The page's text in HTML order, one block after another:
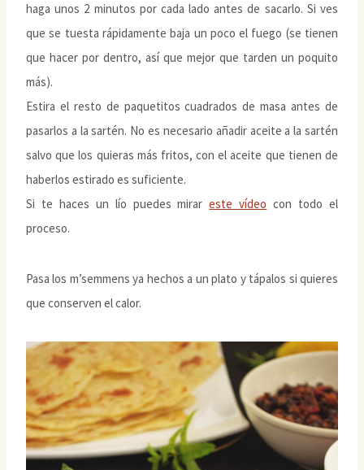
haga unos 2 minutos por cada lado antes de sacarlo. Si ves
que se tuesta rápidamente baja un poco el fuego (se tienen
que hacer por dentro, así que mejor que tarden un poquito
más).
Estira el resto de paquetitos cuadrados de masa antes de
pasarlos a la sartén. No es necesario añadir aceite a la sartén
salvo que los quieras más fritos, con el aceite que tienen de
haberlos estirado es suficiente.
Si te haces un lío puedes mirareste vídeo con todo el
proceso.
Pasa los m’semmens ya hechos a un plato y tápalos si quieres
que conserven el calor.